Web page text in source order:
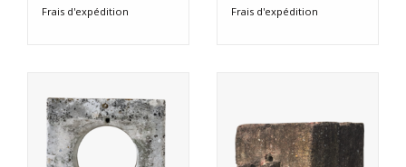
Frais d'expédition
Frais d'expédition